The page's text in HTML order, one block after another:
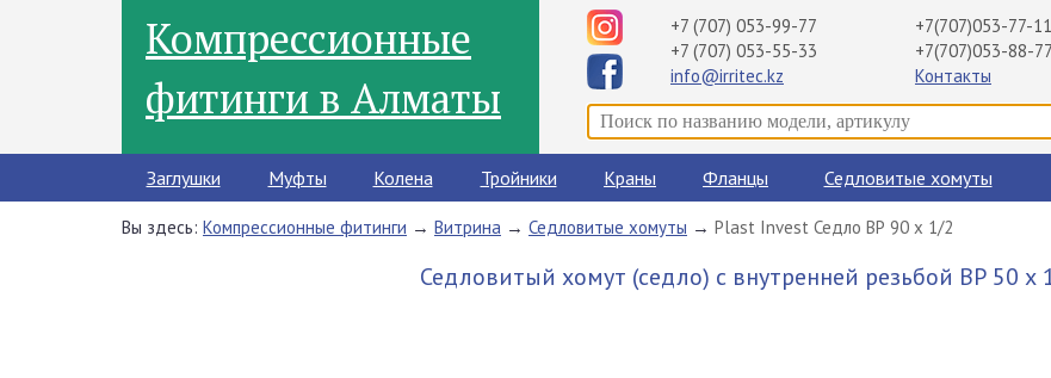
Компрессионные
фитинги в Алматы
+7 (707) 053-99-77
+7 (707) 053-55-33
info@irritec.kz
+7(707)053-77-11
+7(707)053-88-77
Контакты
Заглушки Муфты Колена Тройники Краны Фланцы Седловитые хомуты
Вы здесь: Компрессионные фитинги → Витрина → Седловитые хомуты → Plast Invest Седло ВР 90 х 1/2
Седловитый хомут (седло) с внутренней резьбой ВР 50 х